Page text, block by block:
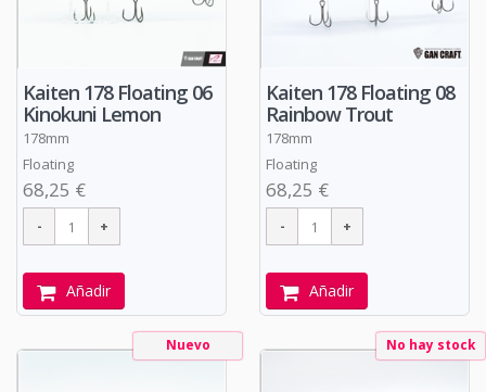
Kaiten 178 Floating 06
Kinokuni Lemon
178mm
Floating
68,25 €
Añadir
Kaiten 178 Floating 08
Rainbow Trout
178mm
Floating
68,25 €
Añadir
Nuevo No hay stock